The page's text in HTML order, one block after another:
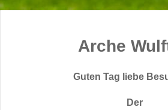
Arche
Guten Tag liebe
Der